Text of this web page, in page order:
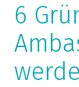
6